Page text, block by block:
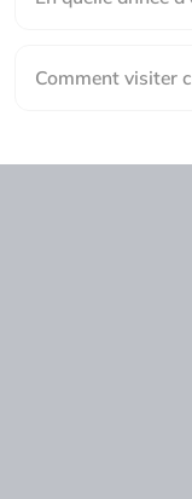
Comment visiter